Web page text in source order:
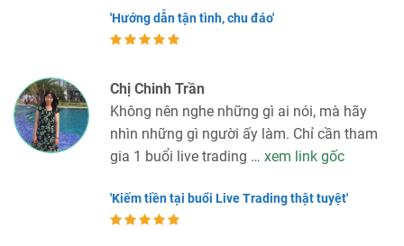
'Hướng dẫn tận tình, chu đáo'
Chị Chinh Trần
Không nên nghe những gì ai nói, mà hãy
nhìn những gì người ấy làm. Chỉ cần tham
gia 1 buổi live trading … xem link gốc
'Kiếm tiền tại buổi Live Trading thật tuyệt'